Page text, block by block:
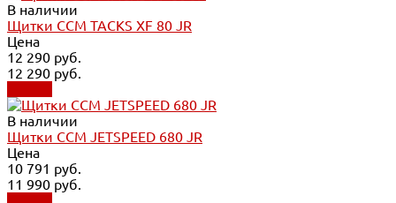
В наличии
Щитки CCM TACKS XF 80 JR
Цена
12 290 руб.
12 290 руб.
В наличии
Щитки CCM JETSPEED 680 JR
Цена
10 791 руб.
11 990 руб.